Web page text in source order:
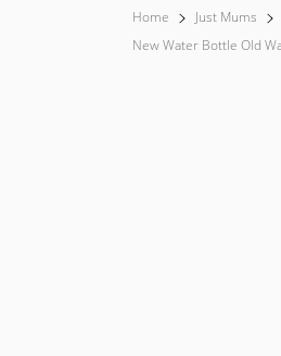
Home Just Mums
New Water Bottle Old